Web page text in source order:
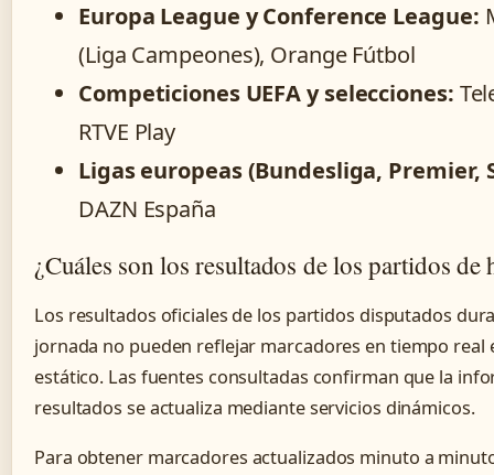
Europa League y Conference League:
(Liga Campeones), Orange Fútbol
Competiciones UEFA y selecciones:
RTVE Play
Ligas europeas (Bundesliga, Premier,
DAZN España
¿Cuáles son los resultados de los partidos de
Los resultados oficiales de los partidos disputados
jornada no pueden reflejar marcadores en tiempo real
estático. Las fuentes consultadas confirman que la
resultados se actualiza mediante servicios dinámicos.
Para obtener marcadores actualizados minuto a